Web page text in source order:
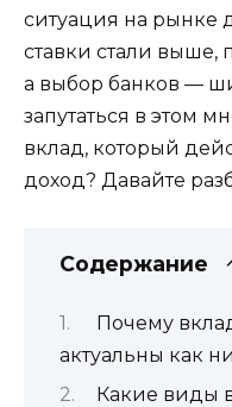
ситуация на рынке
ставки стали выше,
а выбор банков —
запутаться в этом
вклад, который
доход? Давайте
Содержание
Почему
актуальны как
Какие виды